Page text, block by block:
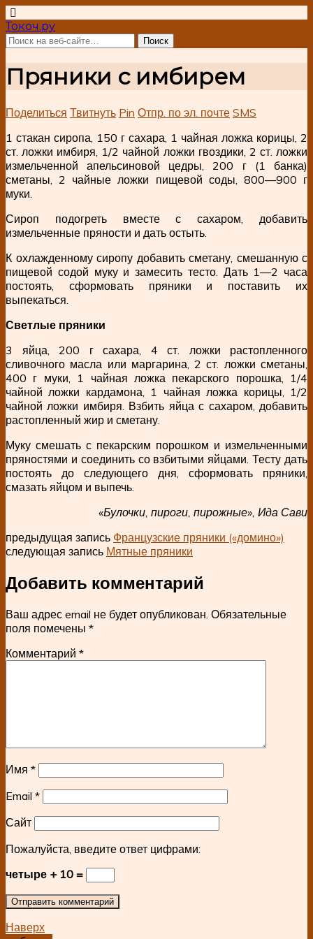
Токоч.ру
Пряники с имбирем
Поделиться Твитнуть Pin Отпр. по эл. почте SMS
1 стакан сиропа, 150 г сахара, 1 чайная ложка корицы, 2
ст. ложки имбиря, 1/2 чайной ложки гвоздики, 2 ст. ложки
измельченной апельсиновой цедры, 200 г (1 банка)
сметаны, 2 чайные ложки пищевой соды, 800—900 г
муки.
Сироп подогреть вместе с сахаром, добавить
измельченные пряности и дать остыть.
К охлажденному сиропу добавить сметану, смешанную с
пищевой содой муку и замесить тесто. Дать 1—2 часа
постоять, сформовать пряники и поставить их
выпекаться.
Светлые пряники
3 яйца, 200 г сахара, 4 ст. ложки растопленного
сливочного масла или маргарина, 2 ст. ложки сметаны,
400 г муки, 1 чайная ложка пекарского порошка, 1/4
чайной ложки кардамона, 1 чайная ложка корицы, 1/2
чайной ложки имбиря. Взбить яйца с сахаром, добавить
растопленный жир и сметану.
Муку смешать с пекарским порошком и измельченными
пряностями и соединить со взбитыми яйцами. Тесту дать
постоять до следующего дня, сформовать пряники,
смазать яйцом и выпечь.
«Булочки, пироги, пирожные», Ида Сави
предыдущая запись Французские пряники («домино»)
следующая запись Мятные пряники
Добавить комментарий
Ваш адрес email не будет опубликован. Обязательные
поля помечены *
Комментарий *
Имя *
Email *
Сайт
Пожалуйста, введите ответ цифрами:
четыре + 10 =
Наверх